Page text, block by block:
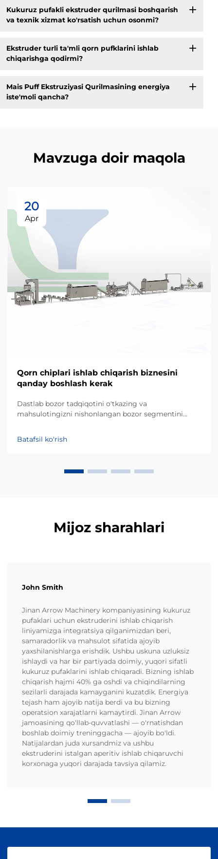
Kukuruz pufakli ekstruder qurilmasi boshqarish
va texnik xizmat ko'rsatish uchun osonmi?
Ekstruder turli ta'mli qorn pufklarini ishlab
chiqarishga qodirmi?
Mais Puff Ekstruziyasi Qurilmasining energiya
iste'moli qancha?
Mavzuga doir maqola
20
Apr
Qorn chiplari ishlab chiqarish biznesini
qanday boshlash kerak
Dastlab bozor tadqiqotini o'tkazing va
mahsulotingizni nishonlangan bozor segmentini
oldin, muvaffaqiyatli tadbirkorlik loyihasi mahalliy
iste'molchilarning afzalliklarini chuqur tushunishdan
katta ulushni egallaydi.
Batafsil ko'rish
Mijoz sharahlari
John Smith
Jinan Arrow Machinery kompaniyasining kukuruz
pufaklari uchun ekstruderini ishlab chiqarish
liniyamizga integratsiya qilganimizdan beri,
samaradorlik va mahsulot sifatida ajoyib
yaxshilanishlarga erishdik. Ushbu uskuna uzluksiz
ishlaydi va har bir partiyada doimiy, yuqori sifatli
kukuruz pufaklarini ishlab chiqaradi. Bizning ishlab
chiqarish hajmi 40% ga oshdi va chiqindilarning
sezilarli darajada kamayganini kuzatdik. Energiya
tejash ham ajoyib natija berdi va bu bizning
operatsion xarajatlarni kamaytirdi. Jinan Arrow
jamoasining qo'llab-quvvatlashi — o'rnatishdan
boshlab doimiy treninggacha — ajoyib bo'ldi.
Natijalardan juda xursandmiz va ushbu
ekstruderini istalgan aperitiv ishlab chiqaruvchi
korxonaga yuqori darajada tavsiya qilamiz.